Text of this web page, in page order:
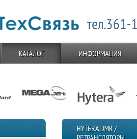
тел.361-
КАТАЛОГ ИНФОРМАЦИЯ
HYTERA DMR /